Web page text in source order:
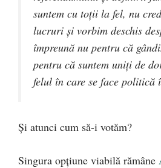
suntem cu toții la fel, nu
lucruri și vorbim deschis
împreună nu pentru că
pentru că suntem uniți de
felul în care se face politică
Și atunci cum să-i votăm?
Singura opțiune viabilă rămâne